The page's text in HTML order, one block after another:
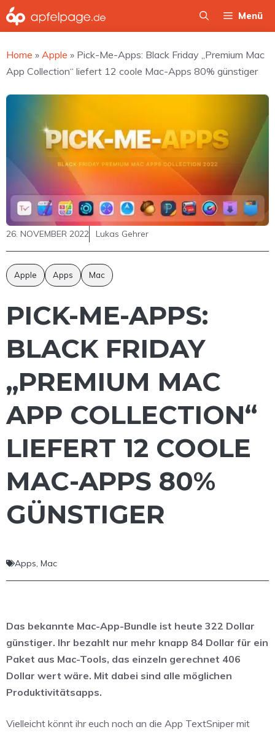
Zum
Inhalt
Menü
Home » Apple » Pick-Me-Apps: Black Friday „Premium Mac
App Collection“ liefert 12 coole Mac-Apps 80% günstiger
26. NOVEMBER 2022 Lukas Gehrer
Apple Apps Mac
PICK-ME-APPS:
BLACK FRIDAY
„PREMIUM MAC
APP COLLECTION“
LIEFERT 12 COOLE
MAC-APPS 80%
GÜNSTIGER
Apps, Mac
Das bekannte Mac-App-Bundle ist heute 322 Dollar
günstiger. Ihr bezahlt nur mehr knapp 84 Dollar für ein
Paket aus Mac-Tools, das einzeln gerechnet 406
Dollar wert wäre. Mit dabei sind alle möglichen
Produktivitätsapps.
Vielleicht könnt ihr euch noch an die App TextSniper mit